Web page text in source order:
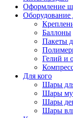
Оформление
Оборудование
Баллоны
Пакеты
Гелий и
Для кого
Шары
Шары
Шары
Шары